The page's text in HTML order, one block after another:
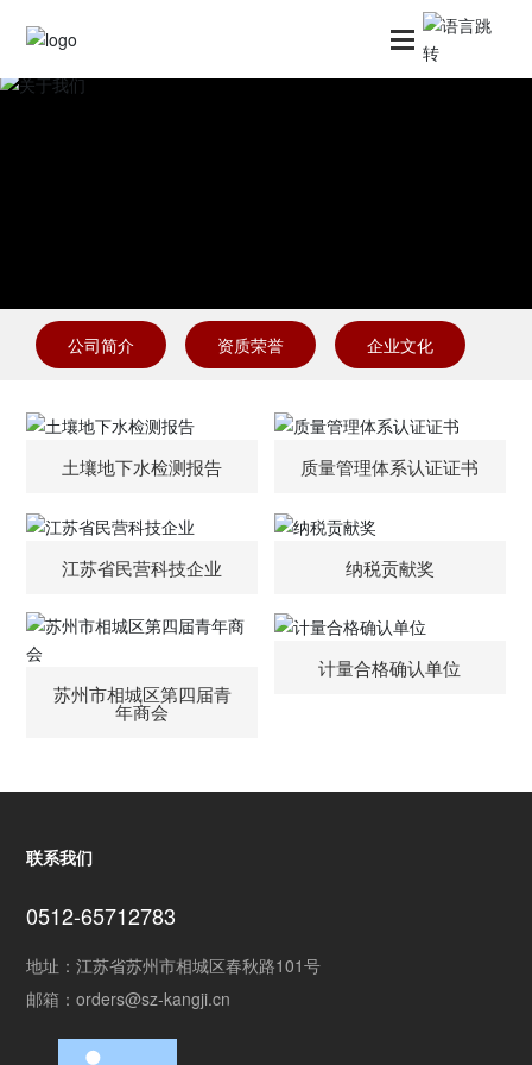
讯
示
们
公司简介 资质荣誉 企业文化
土壤地下水检测报告 质量管理体系认证证书
江苏省民营科技企业 纳税贡献奖
苏州市相城区第四届青
年商会
计量合格确认单位
联系我们
0512-65712783
地址：江苏省苏州市相城区春秋路101号
邮箱：orders@sz-kangji.cn